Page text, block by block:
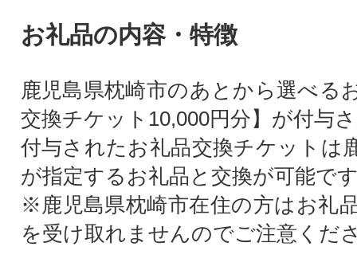
お礼品の内容・特徴
鹿児島県枕崎市のあとから選べる
交換チケット10,000円分】が付与
付与されたお礼品交換チケットは
が指定するお礼品と交換が可能で
※鹿児島県枕崎市在住の方はお礼
を受け取れませんのでご注意くだ